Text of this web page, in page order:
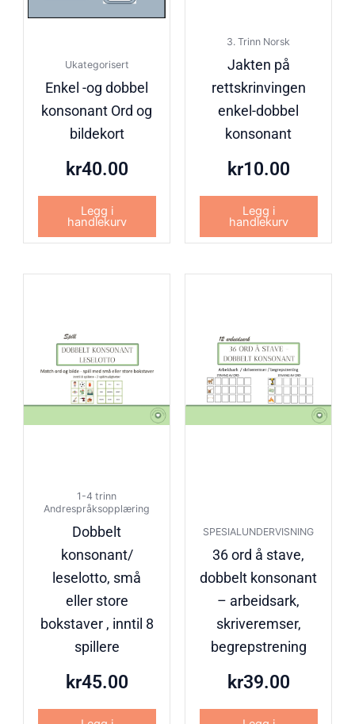
Ukategorisert
Enkel -og dobbel
konsonant Ord og
bildekort
kr40.00
Legg i
handlekurv
3. Trinn Norsk
Jakten på
rettskrinvingen
enkel-dobbel
konsonant
kr10.00
Legg i
handlekurv
1-4 trinn
Andrespråksopplæring
Dobbelt
konsonant/
leselotto, små
eller store
bokstaver , inntil 8
spillere
kr45.00
SPESIALUNDERVISNING
36 ord å stave,
dobbelt konsonant
– arbeidsark,
skriveremser,
begrepstrening
kr39.00